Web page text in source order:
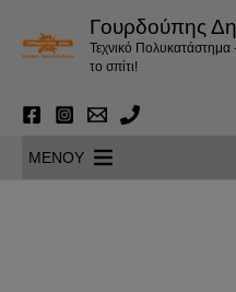
περιεχόμενο
Γουρδούπης
Τεχνικό Πολυκατάστημα
το σπίτι!
MENOY